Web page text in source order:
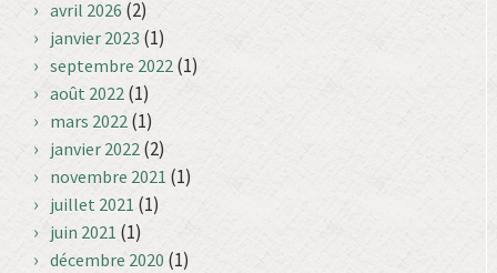
avril 2026 (2)
janvier 2023 (1)
septembre 2022 (1)
août 2022 (1)
mars 2022 (1)
janvier 2022 (2)
novembre 2021 (1)
juillet 2021 (1)
juin 2021 (1)
décembre 2020 (1)